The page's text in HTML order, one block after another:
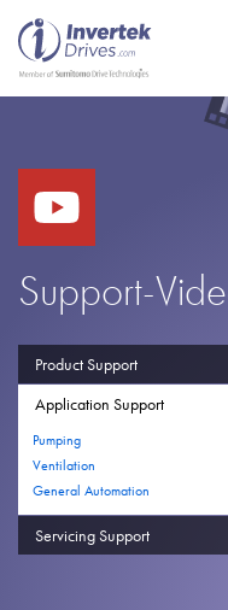
Support-
Product Support
Application Support
Pumping
Ventilation
General Automation
Servicing Support